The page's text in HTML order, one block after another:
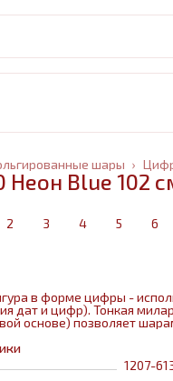
шары ›
Неон Blue 102
2 3 4 5 6
в форме цифры -
дат и цифр). Тонкая
основе) позволяет
1207-